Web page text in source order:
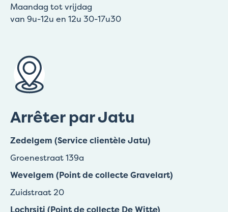
Maandag tot vrijdag
van 9u-12u en 12u 30-17u30
Arrêter par Jatu
Zedelgem (Service clientèle Jatu)
Groenestraat 139a
Wevelgem (Point de collecte Gravelart)
Zuidstraat 20
Lochrsiti (Point de collecte De Witte)